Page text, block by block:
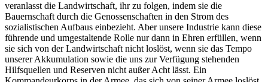
veranlasst die Landwirtschaft, ihr zu folgen, indem sie die
Bauernschaft durch die Genossenschaften in den Strom des
sozialistischen Aufbaus einbezieht. Aber unsere Industrie kann diese
führende und umgestaltende Rolle nur dann in Ehren erfüllen, wenn
sie sich von der Landwirtschaft nicht loslöst, wenn sie das Tempo
unserer Akkumulation sowie die uns zur Verfügung stehenden
Hilfsquellen und Reserven nicht außer Acht lässt. Ein